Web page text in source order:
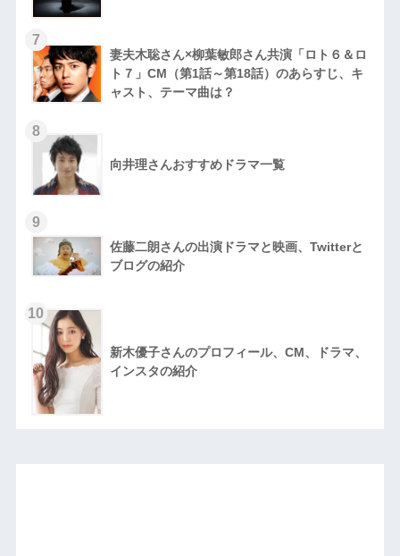
7
妻夫木聡さん×柳葉敏郎さん共演「ロト６＆ロ
ト７」CM（第1話～第18話）のあらすじ、キ
ャスト、テーマ曲は？
8
向井理さんおすすめドラマ一覧
9
佐藤二朗さんの出演ドラマと映画、Twitterと
ブログの紹介
10
新木優子さんのプロフィール、CM、ドラマ、
インスタの紹介